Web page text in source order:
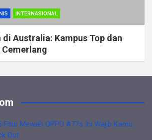
INTERNASIONAL
di Australia: Kampus Top dan
Fitur Mewah OPPO A77s Ini Wajib Kamu
Out